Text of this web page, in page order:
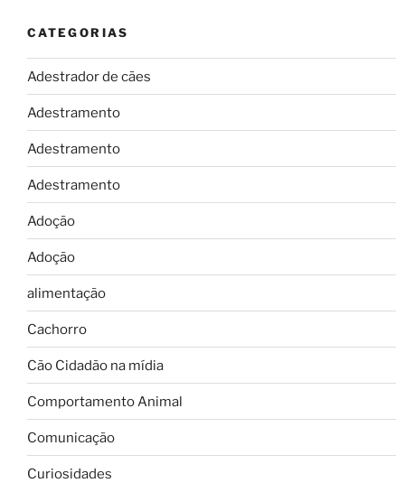
CATEGORIAS
Adestrador de cães
Adestramento
Adestramento
Adestramento
Adoção
Adoção
alimentação
Cachorro
Cão Cidadão na mídia
Comportamento Animal
Comunicação
Curiosidades